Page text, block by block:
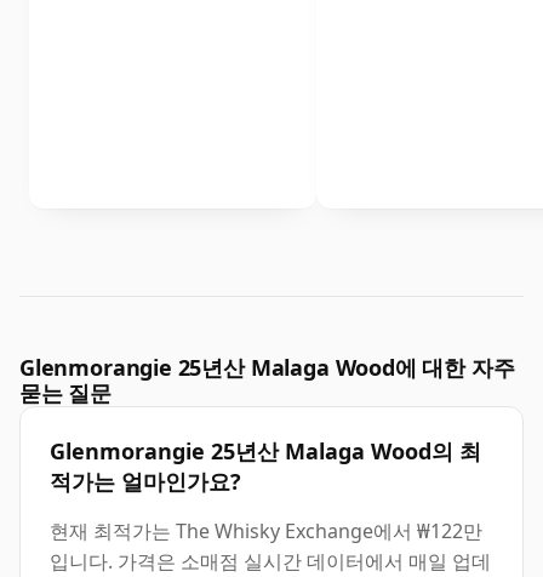
Glenmorangie 25년산 Malaga Wood에 대한 자주
묻는 질문
Glenmorangie 25년산 Malaga Wood의 최
적가는 얼마인가요?
현재 최적가는 The Whisky Exchange에서 ₩122만
입니다. 가격은 소매점 실시간 데이터에서 매일 업데